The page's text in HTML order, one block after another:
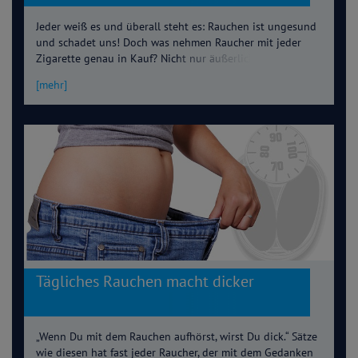
Jeder weiß es und überall steht es: Rauchen ist ungesund
und schadet uns! Doch was nehmen Raucher mit jeder
Zigarette genau in Kauf? Nicht nur äußerlich kommt es zu
Körpers kann es zu negativen Folgen kommen. Was es für
Gefahren des Rauchens gibt, erfahrt ihr im folgenden
Artikel.
[mehr]
Tägliches Rauchen macht dicker
„Wenn Du mit dem Rauchen aufhörst, wirst Du dick.“ Sätze
wie diesen hat fast jeder Raucher, der mit dem Gedanken